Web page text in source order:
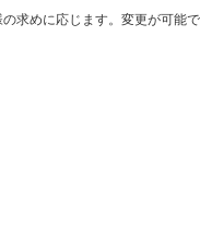
求めに応じます。変更が可能